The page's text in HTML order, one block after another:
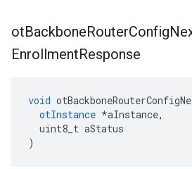
otBackboneRouterConfig
EnrollmentResponse
void
otInstance *aInstance,
uint8_t aStatus
)